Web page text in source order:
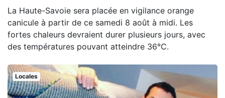
La Haute-Savoie sera placée en vigilance orange
canicule à partir de ce samedi 8 août à midi. Les
fortes chaleurs devraient durer plusieurs jours, avec
des températures pouvant atteindre 36°C.
Locales